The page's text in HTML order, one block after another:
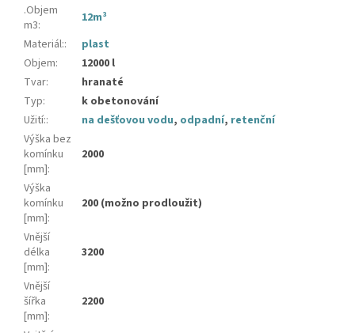
.Objem
m3:
12m³
Materiál::
plast
Objem:
12000 l
Tvar:
hranaté
Typ:
k obetonování
Užití:: na dešťovou vodu, odpadní, retenční
Výška bez
komínku
[mm]:
2000
Výška
komínku
[mm]:
200 (možno prodloužit)
Vnější
délka
[mm]:
3200
Vnější
šířka
[mm]:
2200